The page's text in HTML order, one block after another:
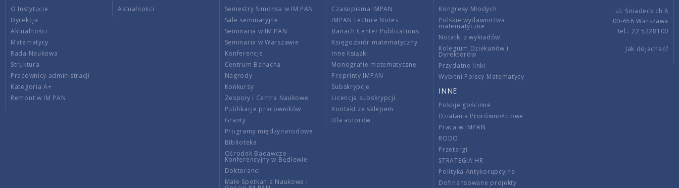
O Instytucie
Dyrekcja
Aktualności
Matematycy
Rada Naukowa
Struktura
Pracownicy administracji
Kategoria A+
Remont w IM PAN
Aktualności
Semestry Simonsa w IM PAN
Sale seminaryjne
Seminaria w IM PAN
Seminaria w Warszawie
Konferencje
Centrum Banacha
Nagrody
Konkursy
Zespoły i Centra Naukowe
Publikacje pracowników
Granty
Programy międzynarodowe
Biblioteka
Ośrodek Badawczo-
Konferencyjny w Będlewie
Doktoranci
Małe Spotkania Naukowe i
Czasopisma IMPAN
IMPAN Lecture Notes
Banach Center Publications
Księgozbiór matematyczny
Inne książki
Monografie matematyczne
Preprinty IMPAN
Subskrypcje
Licencja subskrypcji
Kontakt ze sklepem
Dla autorów
Kongresy Młodych
Polskie wydawnictwa
matematyczne
Notatki z wykładów
Kolegium Dziekanów i
Dyrektorów
Przydatne linki
Wybitni Polscy Matematycy
INNE
Pokoje gościnne
Działania Prorównościowe
Praca w IMPAN
RODO
Przetargi
STRATEGIA HR
Polityka Antykorupcyjna
Dofinansowane projekty
ul. Śniadeckich 8
00-656 Warszawa
tel.: 22 5228100
Jak dojechać?